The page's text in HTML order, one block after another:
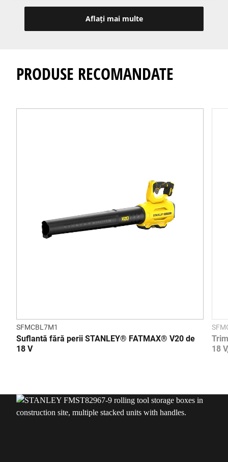
Aflați mai multe
PRODUSE RECOMANDATE
SFMCBL7M1
Suflantă fără perii STANLEY® FATMAX® V20 de
18 V
18